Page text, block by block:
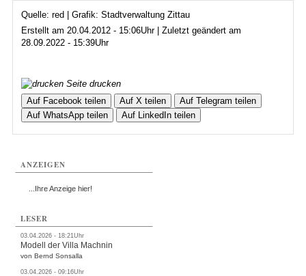
Quelle: red | Grafik: Stadtverwaltung Zittau
Erstellt am 20.04.2012 - 15:06Uhr | Zuletzt geändert am
28.09.2022 - 15:39Uhr
Seite drucken
Auf Facebook teilen
Auf X teilen
Auf Telegram teilen
Auf WhatsApp teilen
Auf LinkedIn teilen
ANZEIGEN
...Ihre Anzeige hier!
LESER
03.04.2026 - 18:21Uhr
Modell der Villa Machnin
von Bernd Sonsalla
03.04.2026 - 09:16Uhr